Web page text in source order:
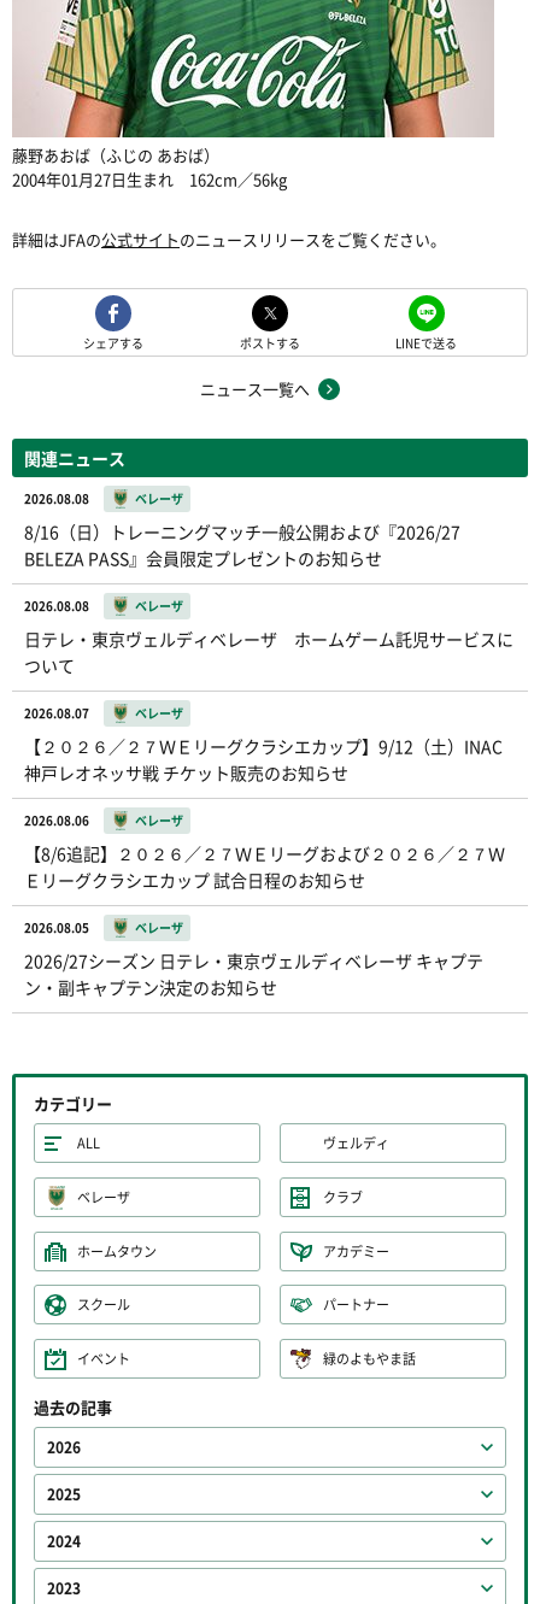
藤野あおば（ふじの あおば）
2004年01月27日生まれ 162cm／56kg
詳細はJFAの公式サイトのニュースリリースをご覧ください。
シェアする ポストする LINEで送る
ニュース一覧へ
関連ニュース
2026.08.08 ベレーザ
8/16（日）トレーニングマッチ一般公開および『2026/27
BELEZA PASS』会員限定プレゼントのお知らせ
2026.08.08 ベレーザ
日テレ・東京ヴェルディベレーザ ホームゲーム託児サービスに
ついて
2026.08.07 ベレーザ
【２０２６／２７ＷＥリーグクラシエカップ】9/12（土）INAC
神戸レオネッサ戦 チケット販売のお知らせ
2026.08.06 ベレーザ
【8/6追記】２０２６／２７ＷＥリーグおよび２０２６／２７Ｗ
Ｅリーグクラシエカップ 試合日程のお知らせ
2026.08.05 ベレーザ
2026/27シーズン 日テレ・東京ヴェルディベレーザ キャプテ
ン・副キャプテン決定のお知らせ
カテゴリー
ALL ヴェルディ
ベレーザ クラブ
ホームタウン アカデミー
スクール パートナー
イベント 緑のよもやま話
過去の記事
2026
2025
2024
2023